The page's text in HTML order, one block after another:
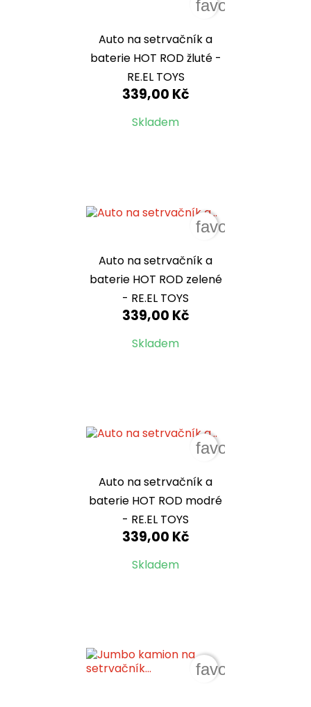
Auto na setrvačník a
baterie HOT ROD žluté -
RE.EL TOYS
339,00 Kč
Skladem
favorite_border
Auto na setrvačník a
baterie HOT ROD zelené
- RE.EL TOYS
339,00 Kč
Skladem
favorite_border
Auto na setrvačník a
baterie HOT ROD modré
- RE.EL TOYS
339,00 Kč
Skladem
favorite_border
favorite_border